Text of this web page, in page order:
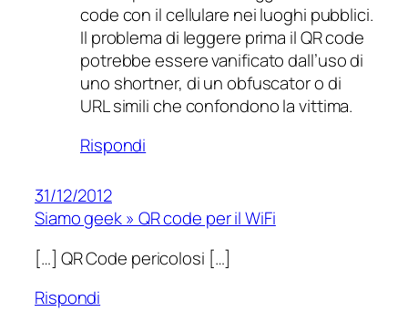
code con il cellulare nei luoghi pubblici.
Il problema di leggere prima il QR code
potrebbe essere vanificato dall’uso di
uno shortner, di un obfuscator o di
URL simili che confondono la vittima.
Rispondi
31/12/2012
Siamo geek » QR code per il WiFi
[…] QR Code pericolosi […]
Rispondi